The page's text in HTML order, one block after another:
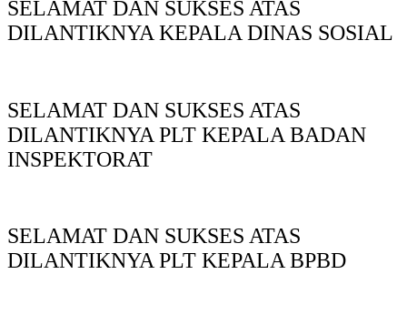
SELAMAT DAN SUKSES ATAS
DILANTIKNYA KEPALA DINAS SOSIAL
SELAMAT DAN SUKSES ATAS
DILANTIKNYA PLT KEPALA BADAN
INSPEKTORAT
SELAMAT DAN SUKSES ATAS
DILANTIKNYA PLT KEPALA BPBD